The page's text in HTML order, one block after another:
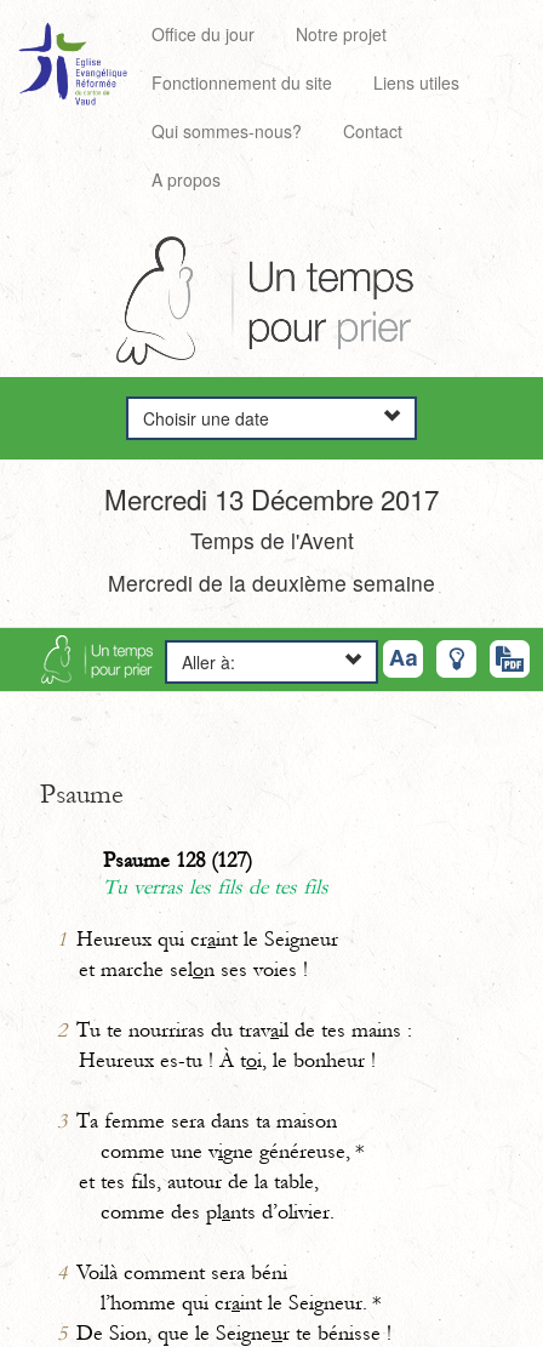
Office du jour
Notre projet
Fonctionnement du site
Liens utiles
Qui sommes-nous?
Contact
A propos
Choisir une date
Mercredi 13 Décembre 2017
Temps de l'Avent
Mercredi de la deuxième semaine
Aller à:
Psaume
Psaume 128 (127)
Tu verras les fils de tes fils
1 Heureux qui craint le Seigneur
et marche selon ses voies !
2 Tu te nourriras du travail de tes mains :
Heureux es-tu ! À toi, le bonheur !
3 Ta femme sera dans ta maison
comme une vigne généreuse, *
et tes fils, autour de la table,
comme des plants d’olivier.
4 Voilà comment sera béni
l’homme qui craint le Seigneur. *
5 De Sion, que le Seigneur te bénisse !